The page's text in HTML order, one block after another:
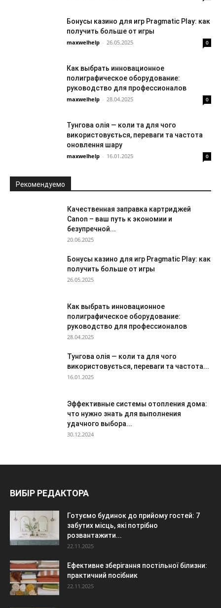
Бонусы казино для игр Pragmatic Play: как
получить больше от игры
maxwelhelp - 26.05.2025 0
Как выбрать инновационное
полиграфическое оборудование:
руководство для профессионалов
maxwelhelp - 28.04.2025 0
Тунгова олія — коли та для чого
використовується, переваги та частота
оновлення шару
maxwelhelp - 16.01.2025 0
Рекомендуемо
Качественная заправка картриджей
Canon – ваш путь к экономии и
безупречной...
20.06.2025
Бонусы казино для игр Pragmatic Play: как
получить больше от игры
26.05.2025
Как выбрать инновационное
полиграфическое оборудование:
руководство для профессионалов
28.04.2025
Тунгова олія — коли та для чого
використовується, переваги та частота...
16.01.2025
Эффективные системы отопления дома:
что нужно знать для выполнения
удачного выбора...
30.12.2024
ВИБІР РЕДАКТОРА
Готуємо будинок до прийому гостей: 7
забутих місць, які потрібно
розвантажити...
22.11.2025
Ефективне зберігання постільної білизни:
практичний посібник
22.11.2025